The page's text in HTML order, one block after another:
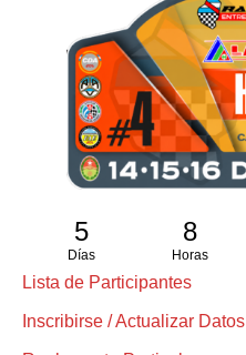
5
Días
8
Horas
Lista de Participantes
Inscribirse / Actualizar Datos